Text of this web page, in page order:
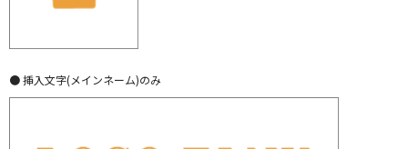
● 挿入文字(メインネーム)のみ